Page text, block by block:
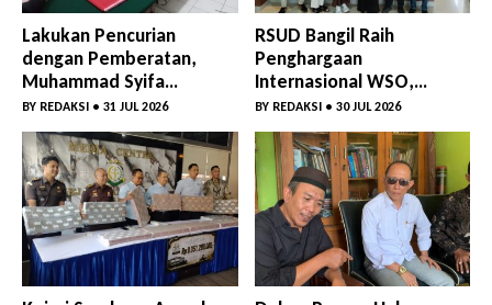
Lakukan Pencurian
dengan Pemberatan,
Muhammad Syifa
Dihukum 4 Bulan Penjara
BY REDAKSI • 31 JUL 2026
RSUD Bangil Raih
Penghargaan
Internasional WSO,
Perkuat Layanan Code
Stroke Lewat Webinar
BY REDAKSI• 30 JUL 2026